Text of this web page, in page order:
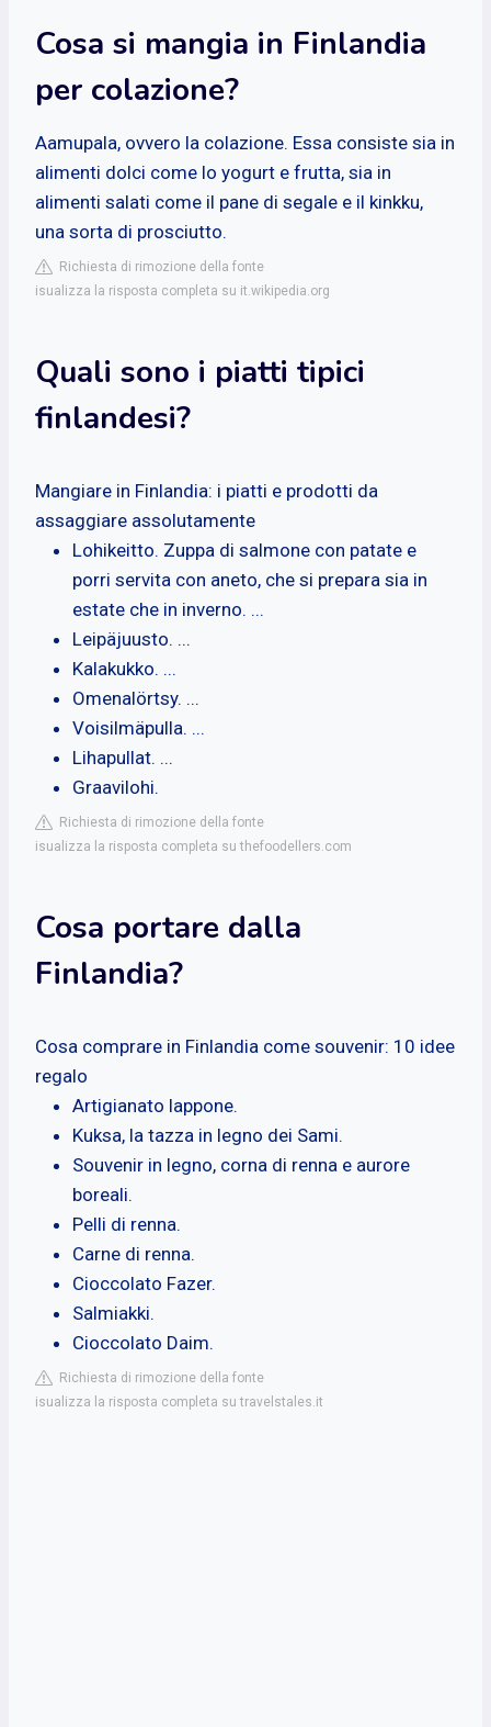
Cosa si mangia in Finlandia
per colazione?
Aamupala, ovvero la colazione. Essa consiste sia in
alimenti dolci come lo yogurt e frutta, sia in
alimenti salati come il pane di segale e il kinkku,
una sorta di prosciutto.
Richiesta di rimozione della fonte
isualizza la risposta completa su it.wikipedia.org
Quali sono i piatti tipici
finlandesi?
Mangiare in Finlandia: i piatti e prodotti da
assaggiare assolutamente
Lohikeitto. Zuppa di salmone con patate e
porri servita con aneto, che si prepara sia in
estate che in inverno. ...
Leipäjuusto. ...
Kalakukko. ...
Omenalörtsy. ...
Voisilmäpulla. ...
Lihapullat. ...
Graavilohi.
Richiesta di rimozione della fonte
isualizza la risposta completa su thefoodellers.com
Cosa portare dalla
Finlandia?
Cosa comprare in Finlandia come souvenir: 10 idee
regalo
Artigianato lappone.
Kuksa, la tazza in legno dei Sami.
Souvenir in legno, corna di renna e aurore
boreali.
Pelli di renna.
Carne di renna.
Cioccolato Fazer.
Salmiakki.
Cioccolato Daim.
Richiesta di rimozione della fonte
isualizza la risposta completa su travelstales.it